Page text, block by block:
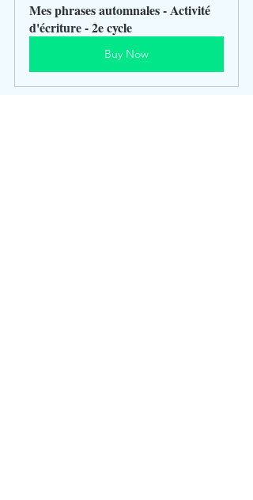
Mes phrases automnales - Activité
d'écriture - 2e cycle
Buy Now